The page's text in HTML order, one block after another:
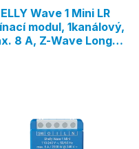
Wave 1 Mini LR
modul, 1kanálový,
8 A, Z-Wave Long